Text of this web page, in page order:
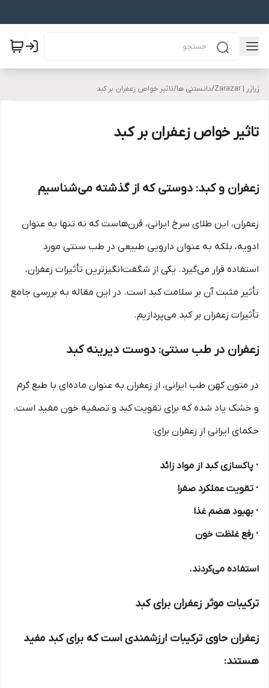
زَرازَر | Zarazar /دانستنی ها/تاثیر خواص زعفران بر کبد
تاثیر خواص زعفران بر کبد
زعفران و کبد: دوستی که از گذشته می‌شناسیم
زعفران، این طلای سرخ ایرانی، قرن‌هاست که نه تنها به عنوان
ادویه، بلکه به عنوان دارویی طبیعی در طب سنتی مورد
استفاده قرار می‌گیرد. یکی از شگفت‌انگیزترین تأثیرات زعفران،
تأثیر مثبت آن بر سلامت کبد است. در این مقاله به بررسی جامع
تأثیرات زعفران بر کبد می‌پردازیم.
زعفران در طب سنتی: دوست دیرینه کبد
در متون کهن طب ایرانی، از زعفران به عنوان ماده‌ای با طبع گرم
و خشک یاد شده که برای تقویت کبد و تصفیه خون مفید است.
حکمای ایرانی از زعفران برای:
· پاکسازی کبد از مواد زائد
· تقویت عملکرد صفرا
· بهبود هضم غذا
· رفع غلظت خون
استفاده می‌کردند.
ترکیبات موثر زعفران برای کبد
زعفران حاوی ترکیبات ارزشمندی است که برای کبد مفید
هستند: